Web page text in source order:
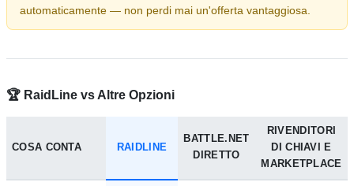
automaticamente — non perdi mai un'offerta vantaggiosa.
🏆 RaidLine vs Altre Opzioni
COSA CONTA RAIDLINE
BATTLE.NET
DIRETTO
RIVENDITORI
DI CHIAVI E
MARKETPLACE